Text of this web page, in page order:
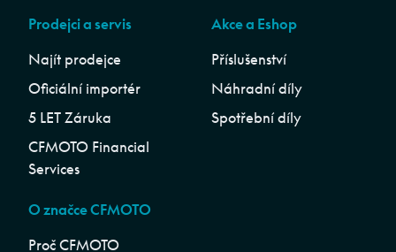
Prodejci a servis
Najít prodejce
Oficiální importér
5 LET Záruka
CFMOTO Financial
Services
Akce a Eshop
Příslušenství
Náhradní díly
Spotřební díly
O značce CFMOTO
Proč CFMOTO